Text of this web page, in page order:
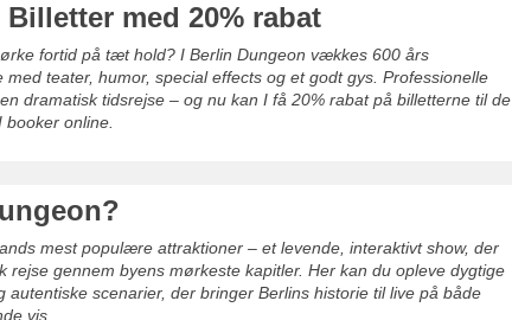
med 20% rabat
fortid på tæt hold? I Berlin Dungeon vækkes 600 års
teater, humor, special effects og et godt gys. Professionelle
dramatisk tidsrejse – og nu kan I få 20% rabat på billetterne til de
online.
mest populære attraktioner – et levende, interaktivt show, der
rejse gennem byens mørkeste kapitler. Her kan du opleve dygtige
autentiske scenarier, der bringer Berlins historie til live på både
vis.